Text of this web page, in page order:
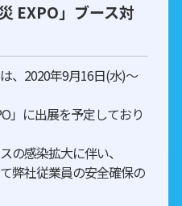
EXPO」ブース対
、2020年9月16日(水)～
」に出展を予定しており
の感染拡大に伴い、
弊社従業員の安全確保の